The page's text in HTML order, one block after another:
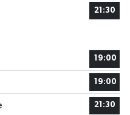
21:30
19:00
19:00
21:30